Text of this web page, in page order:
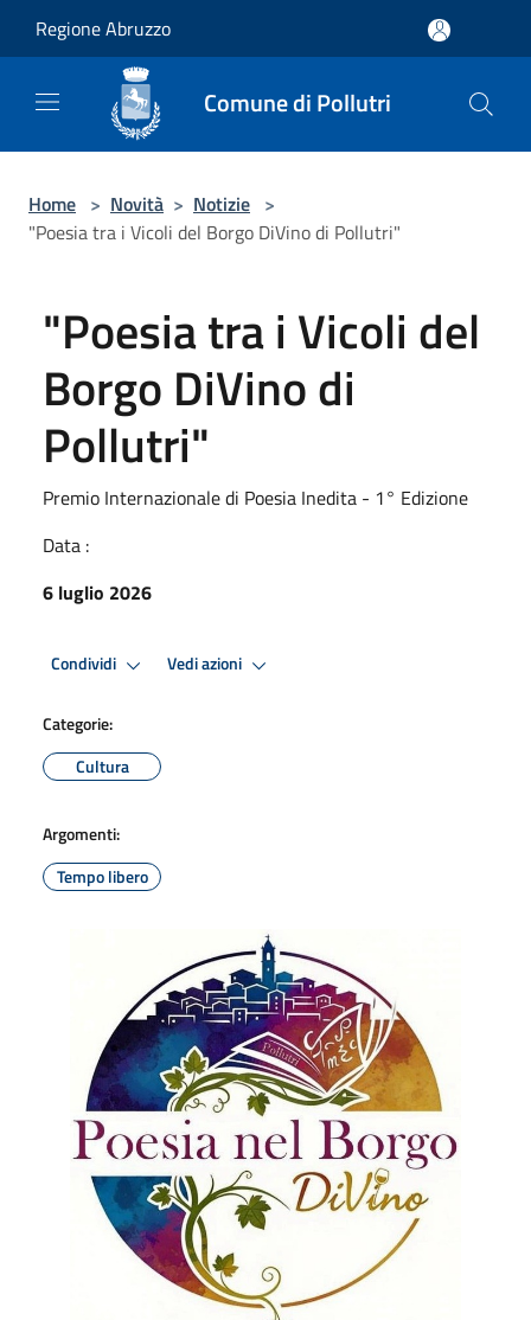
Regione Abruzzo
Comune di Pollutri
Home > Novità > Notizie >
"Poesia tra i Vicoli del Borgo DiVino di Pollutri"
"Poesia tra i Vicoli del
Borgo DiVino di
Pollutri"
Premio Internazionale di Poesia Inedita - 1° Edizione
Data :
6 luglio 2026
Condividi Vedi azioni
Categorie:
Cultura
Argomenti:
Tempo libero